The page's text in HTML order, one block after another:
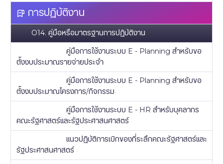
การปฏิบัติงาน
O14. คู่มือหรือมาตรฐานการปฏิบัติงาน
คู่มือการใช้งานระบบ E - Planning สำหรับขอ
ตั้งงบประมาณรายจ่ายประจำ
คู่มือการใช้งานระบบ E - Planning สำหรับขอ
ตั้งงบประมาณโครงการ/กิจกรรม
คู่มือการใช้งานระบบ E - HR สำหรับบุคลากร
คณะรัฐศาสตร์และรัฐประศาสนศาสตร์
แนวปฏิบัติการเบิกของที่ระลึกคณะรัฐศาสตร์และ
รัฐประศาสนศาสตร์